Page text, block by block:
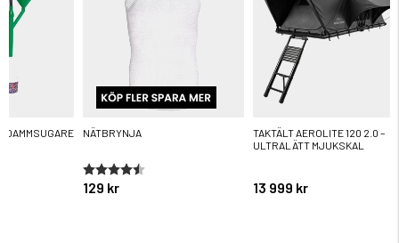
DAMMSUGARE NÄTBRYNJA
129 kr
Betyg:
4.6 utav 5 stjärnor
TAKTÄLT AEROLITE 120 2.0 –
ULTRALÄTT MJUKSKAL
13 999 kr